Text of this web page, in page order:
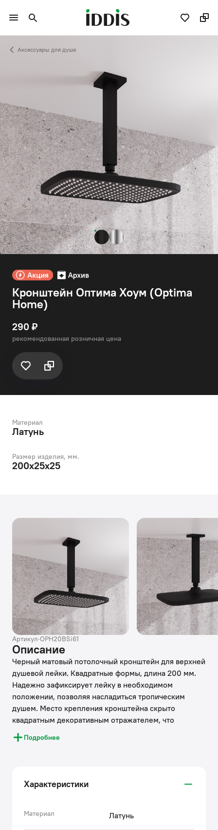
Аксессуары для душа
Кронштейн Оптима Хоум (Optima
Home)
290 ₽
рекомендованная розничная цена
Материал
Латунь
Размер изделия, мм.
200х25х25
Артикул·OPH20BSi61
Описание
Черный матовый потолочный кронштейн для верхней
душевой лейки. Квадратные формы, длина 200 мм.
Надежно зафиксирует лейку в необходимом
положении, позволяя насладиться тропическим
душем. Место крепления кронштейна скрыто
квадратным декоративным отражателем, что
обеспечивает привлекательный внешний вид всей
конструкции.
производителей с подключением G 1/2.
• Кронштейн прослужит долго благодаря надежному
• Цветное покрытие устойчиво к появлению царапин
Подробнее
Характеристики
Материал Латунь